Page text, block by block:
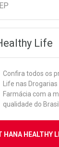
Life
Confira todos os
Life nas
Farmácia com a
qualidade do Brasil.
HANA HEALTHY